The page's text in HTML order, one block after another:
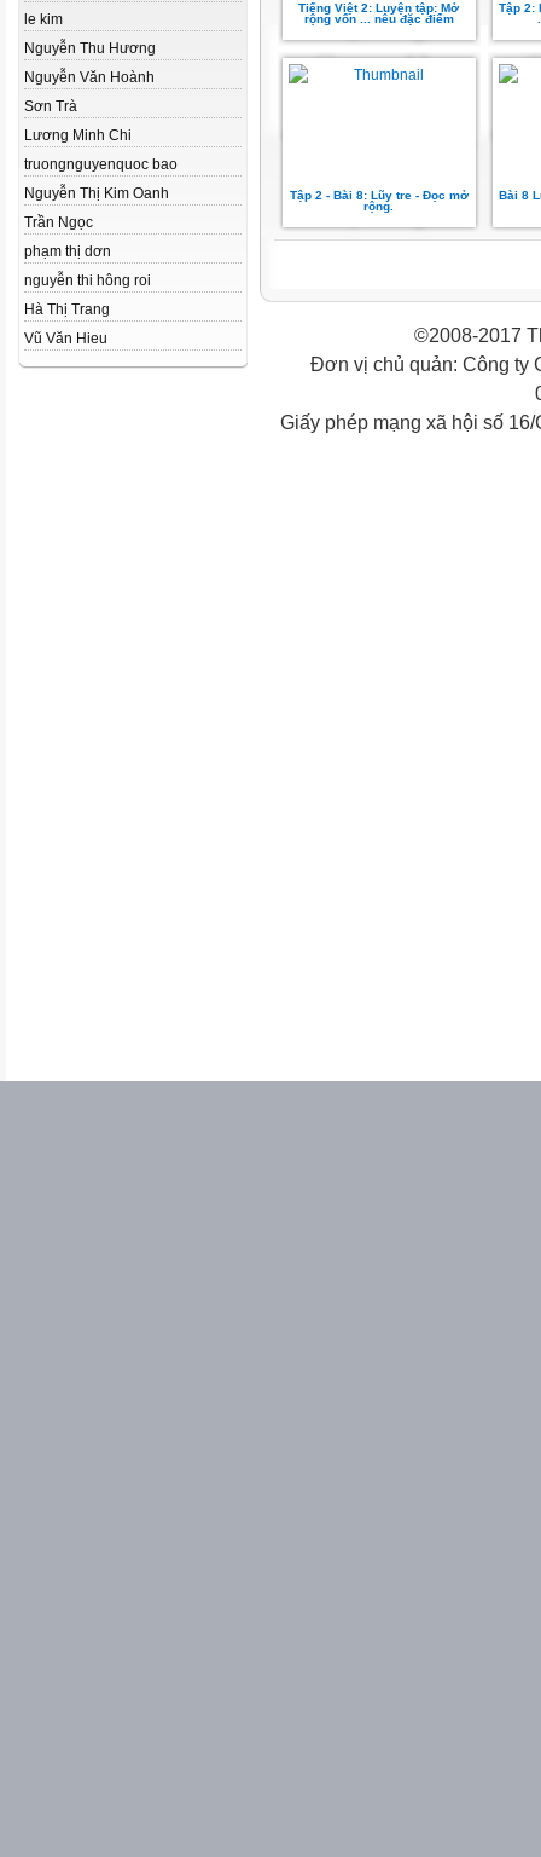
le kim
Nguyễn Thu Hương
Nguyễn Văn Hoành
Sơn Trà
Lương Minh Chi
truongnguyenquoc bao
Nguyễn Thị Kim Oanh
Trần Ngọc
phạm thị dơn
nguyễn thi hông roi
Hà Thị Trang
Vũ Văn Hieu
Tiếng Việt 2: Luyện tập: Mở
rộng vốn ... nêu đặc điểm
Tập 2:
Tập 2 - Bài 8: Lũy tre - Đọc mở
rộng.
Bài 8
©2008-2017
Đơn vị chủ quản: Công ty
Giấy phép mạng xã hội số